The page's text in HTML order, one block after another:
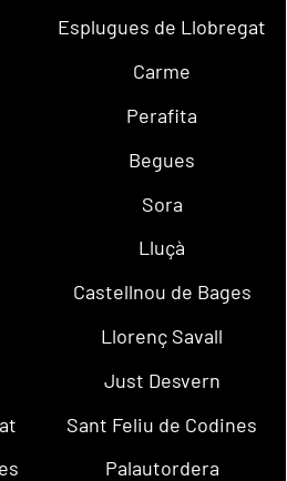
Esplugues de Llobregat
Carme
Perafita
Begues
Sora
Lluçà
Castellnou de Bages
Llorenç Savall
Just Desvern
Sant Feliu de Codines
Palautordera